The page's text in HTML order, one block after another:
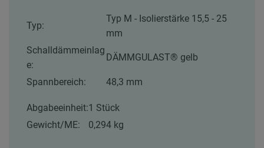
Typ:
Typ M - Isolierstärke 15,5 - 25
mm
Schalldämmeinlag
e:
DÄMMGULAST® gelb
Spannbereich: 48,3 mm
Abgabeeinheit:1 Stück
Gewicht/ME:
0,294 kg